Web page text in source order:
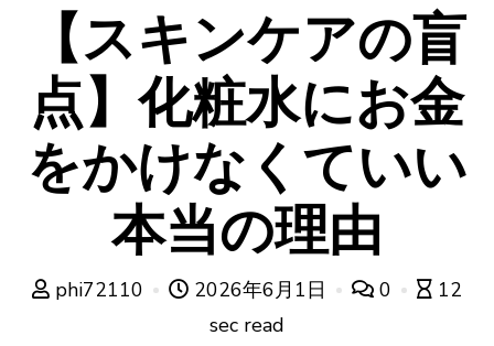
【スキンケアの盲
点】化粧水にお金
をかけなくていい
本当の理由
phi72110 2026年6月1日 0
12
sec read